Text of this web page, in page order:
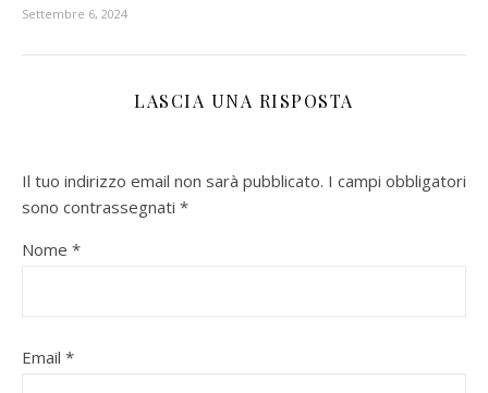
Settembre 6, 2024
LASCIA UNA RISPOSTA
Il tuo indirizzo email non sarà pubblicato. I campi obbligatori
sono contrassegnati *
Nome *
Email *